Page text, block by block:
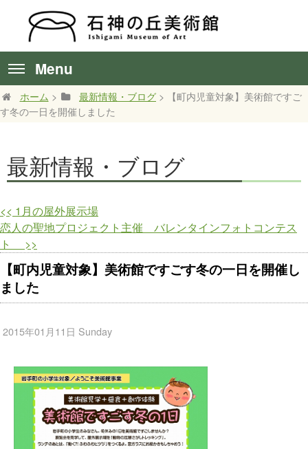
Menu
ホーム > 最新情報・ブログ > 【町内児童対象】美術館ですご
す冬の一日を開催しました
最新情報・ブログ
<< 1月の屋外展示場
恋人の聖地プロジェクト主催 バレンタインフォトコンテス
ト >>
【町内児童対象】美術館ですごす冬の一日を開催し
ました
2015年01月11日 Sunday